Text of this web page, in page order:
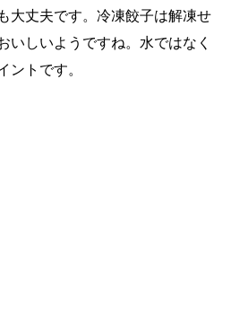
大丈夫です。冷凍餃子は解凍せ
いしいようですね。水ではなく
ントです。